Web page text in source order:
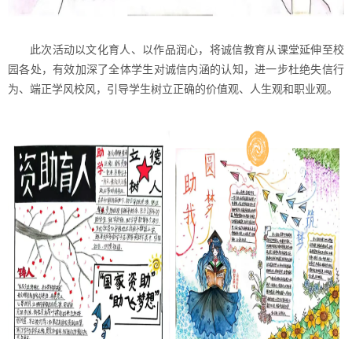
此次活动以文化育人、以作品润心，将诚信教育从课堂延伸至校
园各处，有效加深了全体学生对诚信内涵的认知，进一步杜绝失信行
为、端正学风校风，引导学生树立正确的价值观、人生观和职业观。